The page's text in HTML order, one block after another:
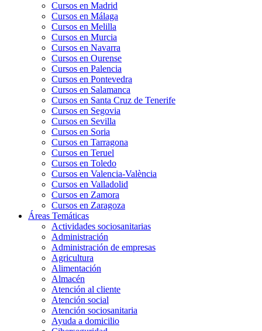
Cursos en Madrid
Cursos en Málaga
Cursos en Melilla
Cursos en Murcia
Cursos en Navarra
Cursos en Ourense
Cursos en Palencia
Cursos en Pontevedra
Cursos en Salamanca
Cursos en Santa Cruz de Tenerife
Cursos en Segovia
Cursos en Sevilla
Cursos en Soria
Cursos en Tarragona
Cursos en Teruel
Cursos en Toledo
Cursos en Valencia-València
Cursos en Valladolid
Cursos en Zamora
Cursos en Zaragoza
Áreas Temáticas
Actividades sociosanitarias
Administración
Administración de empresas
Agricultura
Alimentación
Almacén
Atención al cliente
Atención social
Atención sociosanitaria
Ayuda a domicilio